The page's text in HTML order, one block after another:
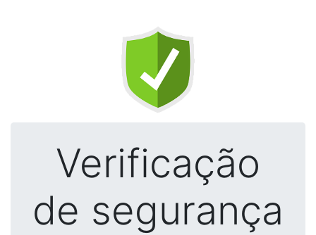
Verificação
de segurança